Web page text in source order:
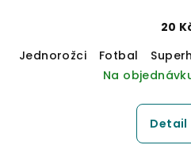
20
Jednorožci
Fotbal
Na
Detail